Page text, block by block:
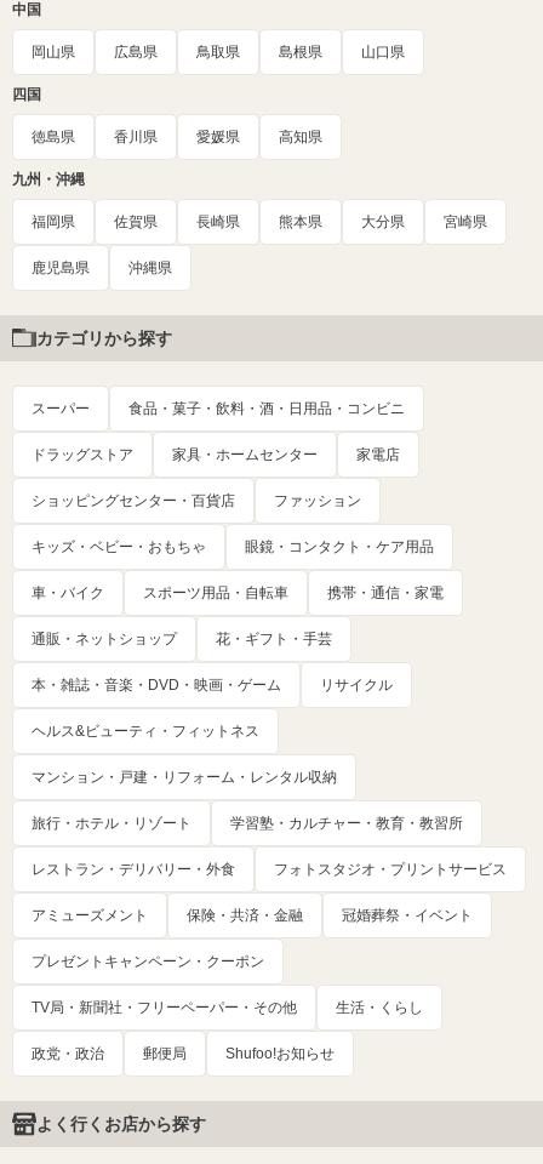
中国
岡山県 広島県 鳥取県 島根県 山口県
四国
徳島県 香川県 愛媛県 高知県
九州・沖縄
福岡県 佐賀県 長崎県 熊本県 大分県 宮崎県
鹿児島県 沖縄県
カテゴリから探す
スーパー 食品・菓子・飲料・酒・日用品・コンビニ
ドラッグストア 家具・ホームセンター 家電店
ショッピングセンター・百貨店 ファッション
キッズ・ベビー・おもちゃ 眼鏡・コンタクト・ケア用品
車・バイク スポーツ用品・自転車 携帯・通信・家電
通販・ネットショップ 花・ギフト・手芸
本・雑誌・音楽・DVD・映画・ゲーム リサイクル
ヘルス&ビューティ・フィットネス
マンション・戸建・リフォーム・レンタル収納
旅行・ホテル・リゾート 学習塾・カルチャー・教育・教習所
レストラン・デリバリー・外食 フォトスタジオ・プリントサービス
アミューズメント 保険・共済・金融 冠婚葬祭・イベント
プレゼントキャンペーン・クーポン
TV局・新聞社・フリーペーパー・その他 生活・くらし
政党・政治 郵便局 Shufoo!お知らせ
よく行くお店から探す